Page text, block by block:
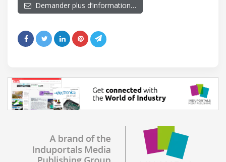
Demander plus d’information…